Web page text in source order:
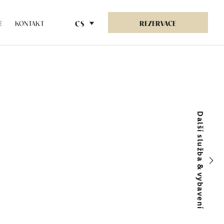
KONTAKT CS REZERVACE
Další služba & vybavení